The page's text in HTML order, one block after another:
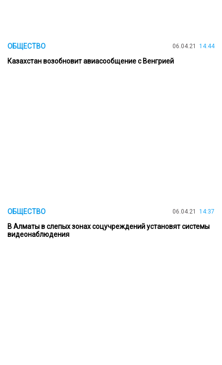
ОБЩЕСТВО 06.04.21 14:44
Казахстан возобновит авиасообщение с Венгрией
ОБЩЕСТВО 06.04.21 14:37
В Алматы в слепых зонах соцучреждений установят системы
видеонаблюдения